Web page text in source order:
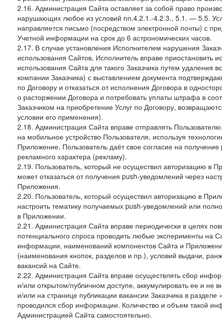
2.16. Администрация Сайта оставляет за собой право
нарушающих любое из условий пп.4.2.1.-4.2.3., 5.1. — 5.5.
направляется письмо (посредством электронной почты) с
Учетной информации на срок до 6 астрономических часов.
2.17. В случае установления Исполнителем нарушения
использования Сайтов, Исполнитель вправе приостановить
использования Сайта для такого Заказчика путем
компании Заказчика) с выставлением документа
по Договору и отказаться от исполнения Договора в
о расторжении Договора и потребовать уплаты штрафа в
Заказчиком на приобретение Услуг по Договору,
условии его применения).
2.18. Администрация Сайта вправе отправлять
на мобильное устройство Пользователя, используя
Приложение, Пользователь даёт свое согласие на
рекламного характера (рекламу).
2.19. Пользователь, который не осуществил авторизацию в
может отказаться от получения push-уведомлений через
Приложения.
2.20. Пользователь, который осуществил авторизацию в
настроить тематику получаемых push-уведомлений или
в Приложении.
2.21. Администрация Сайта вправе периодически в целях
потенциального спроса проводить любые эксперименты на
информации, наименований компонентов Сайта и
(наименования кнопок, разделов и пр.), условий выдачи,
вакансий на Сайте.
2.22. Администрация Сайта вправе осуществлять сбор
и/или открытом/публичном доступе, аккумулировать ее и не
и/или на странице публикации вакансии Заказчика в
проводился сбор информации. Количество и объем такой
Администрацией Сайта самостоятельно.